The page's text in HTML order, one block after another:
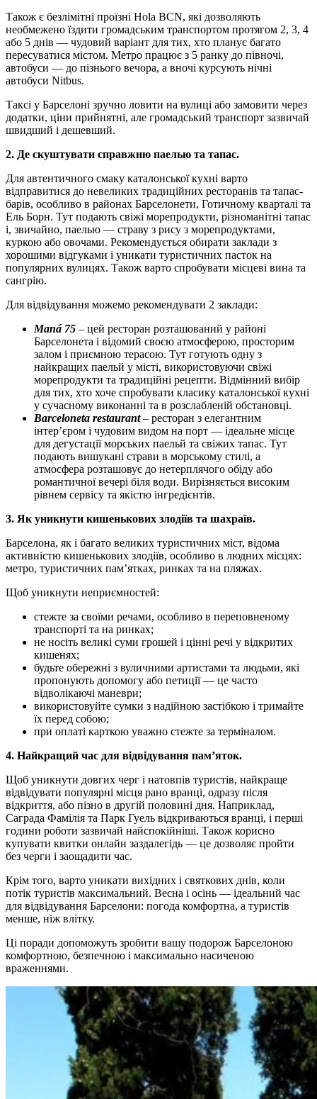
Також є безлімітні проїзні Hola BCN, які дозволяють
необмежено їздити громадським транспортом протягом 2, 3, 4
або 5 днів — чудовий варіант для тих, хто планує багато
пересуватися містом. Метро працює з 5 ранку до півночі,
автобуси — до пізнього вечора, а вночі курсують нічні
автобуси Nitbus.
Таксі у Барселоні зручно ловити на вулиці або замовити через
додатки, ціни прийнятні, але громадський транспорт зазвичай
швидший і дешевший.
2. Де скуштувати справжню паелью та тапас.
Для автентичного смаку каталонської кухні варто
відправитися до невеликих традиційних ресторанів та тапас-
барів, особливо в районах Барселонети, Готичному кварталі та
Ель Борн. Тут подають свіжі морепродукти, різноманітні тапас
і, звичайно, паелью — страву з рису з морепродуктами,
куркою або овочами. Рекомендується обирати заклади з
хорошими відгуками і уникати туристичних пасток на
популярних вулицях. Також варто спробувати місцеві вина та
сангрію.
Для відвідування можемо рекомендувати 2 заклади:
Maná 75 – цей ресторан розташований у районі
Барселонета і відомий своєю атмосферою, просторим
залом і приємною терасою. Тут готують одну з
найкращих паельй у місті, використовуючи свіжі
морепродукти та традиційні рецепти. Відмінний вибір
для тих, хто хоче спробувати класику каталонської кухні
у сучасному виконанні та в розслабленій обстановці.
Barceloneta restaurant– ресторан з елегантним
інтер’єром і чудовим видом на порт — ідеальне місце
для дегустації морських паельй та свіжих тапас. Тут
подають вишукані страви в морському стилі, а
атмосфера розташовує до нетерплячого обіду або
романтичної вечері біля води. Вирізняється високим
рівнем сервісу та якістю інгредієнтів.
3. Як уникнути кишенькових злодіїв та шахраїв.
Барселона, як і багато великих туристичних міст, відома
активністю кишенькових злодіїв, особливо в людних місцях:
метро, туристичних пам’ятках, ринках та на пляжах.
Щоб уникнути неприємностей:
стежте за своїми речами, особливо в переповненому
транспорті та на ринках;
не носіть великі суми грошей і цінні речі у відкритих
кишенях;
будьте обережні з вуличними артистами та людьми, які
пропонують допомогу або петиції — це часто
відволікаючі маневри;
використовуйте сумки з надійною застібкою і тримайте
їх перед собою;
при оплаті карткою уважно стежте за терміналом.
4. Найкращий час для відвідування пам’яток.
Щоб уникнути довгих черг і натовпів туристів, найкраще
відвідувати популярні місця рано вранці, одразу після
відкриття, або пізно в другій половині дня. Наприклад,
Саграда Фамілія та Парк Гуель відкриваються вранці, і перші
години роботи зазвичай найспокійніші. Також корисно
купувати квитки онлайн заздалегідь — це дозволяє пройти
без черги і заощадити час.
Крім того, варто уникати вихідних і святкових днів, коли
потік туристів максимальний. Весна і осінь — ідеальний час
для відвідування Барселони: погода комфортна, а туристів
менше, ніж влітку.
Ці поради допоможуть зробити вашу подорож Барселоною
комфортною, безпечною і максимально насиченою
враженнями.